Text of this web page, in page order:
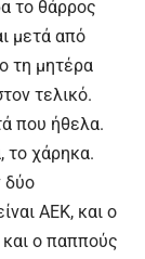
το θάρρος
μετά από
τη μητέρα
τελικό.
που ήθελα.
το χάρηκα.
δύο
ΑΕΚ, και ο
και ο παππούς